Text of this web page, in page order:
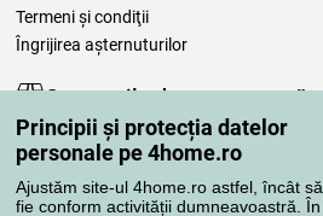
Principii și protecția datelor
personale pe 4home.ro
Ajustăm site-ul 4home.ro astfel, încât să
fie conform activității dumneavoastră. În
Termeni şi condiţii
Îngrijirea așternuturilor
Comenzile dumneavoastră
Contul meu
Revizuirea comenzilor
Reclamaţii